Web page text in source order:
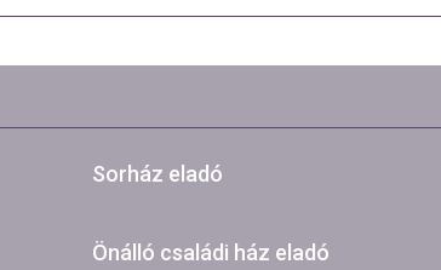
Sorház eladó
Önálló családi ház eladó